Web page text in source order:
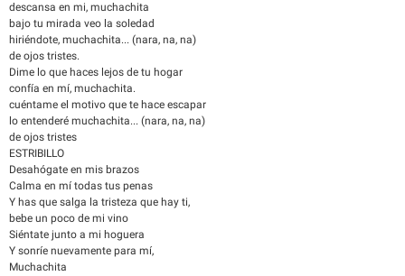
descansa en mi, muchachita
bajo tu mirada veo la soledad
hiriéndote, muchachita... (nara, na, na)
de ojos tristes.
Dime lo que haces lejos de tu hogar
confía en mí, muchachita.
cuéntame el motivo que te hace escapar
lo entenderé muchachita... (nara, na, na)
de ojos tristes
ESTRIBILLO
Desahógate en mis brazos
Calma en mí todas tus penas
Y has que salga la tristeza que hay ti,
bebe un poco de mi vino
Siéntate junto a mi hoguera
Y sonríe nuevamente para mí,
Muchachita